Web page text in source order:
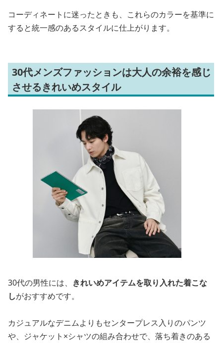
コーディネートに迷ったときも、これらのカラーを基準に
すると統一感のあるスタイルに仕上がります。
30代メンズファッションは大人の余裕を感じ
させるきれいめスタイル
30代の男性には、 きれいめアイテムを取り入れた着こな
しがおすすめです。
カジュアルなデニムよりもセンタープレス入りのパンツ
や、ジャケット×シャツの組み合わせで、落ち着きのある